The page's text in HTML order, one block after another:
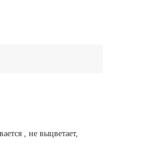
, не выцветает,